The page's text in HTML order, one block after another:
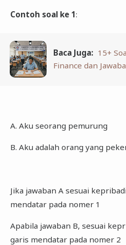
Contoh soal ke 1:
Baca Juga: 15+
Finance dan
A. Aku seorang pemurung
B. Aku adalah orang yang
Jika jawaban A sesuai
mendatar pada nomer 1
Apabila jawaban B, sesuai
garis mendatar pada nomer 2